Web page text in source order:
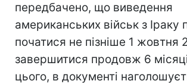
передбачено, що виведення
американських військ з Іраку
початися не пізніше 1 жовтня
завершитися продовж 6
цього, в документі